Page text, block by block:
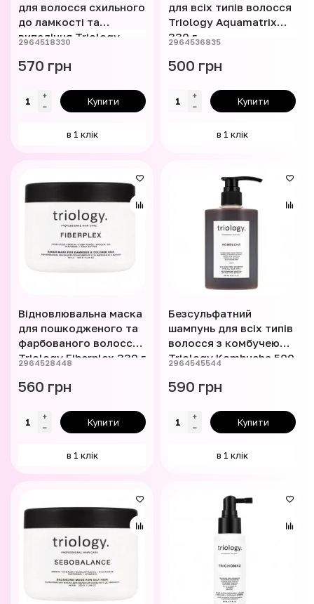
для волосся схильного
до ламкості та
випадіння Triology
2964518330
570 грн
Купити
в 1 клік
для всіх типів волосся
Triology Aquamatrix
330 г
2964536835
500 грн
Купити
в 1 клік
Відновлювальна маска
для пошкодженого та
фарбованого волосся
Triology Fiberplex 330 г
2964528448
560 грн
Купити
в 1 клік
Безсульфатний
шампунь для всіх типів
волосся з комбучею
Triology Kombucha 500
2964545544
590 грн
Купити
в 1 клік